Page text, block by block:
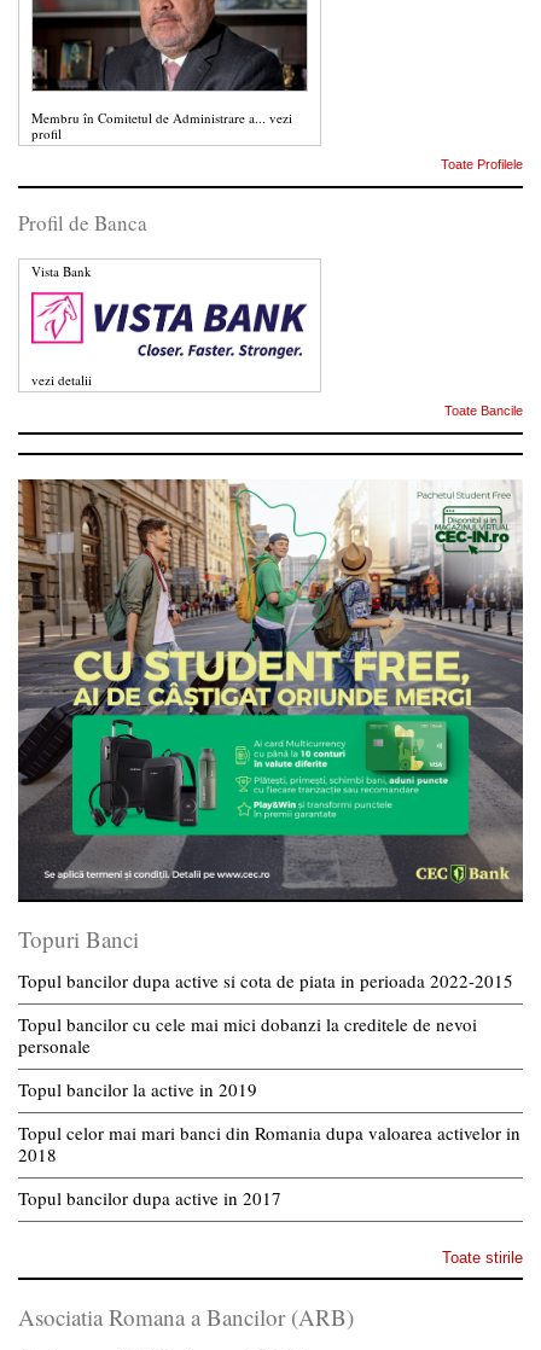
Membru în Comitetul de Administrare a... vezi
profil
Toate Profilele
Profil de Banca
Vista Bank
vezi detalii
Toate Bancile
Topuri Banci
Topul bancilor dupa active si cota de piata in perioada 2022-2015
Topul bancilor cu cele mai mici dobanzi la creditele de nevoi
personale
Topul bancilor la active in 2019
Topul celor mai mari banci din Romania dupa valoarea activelor in
2018
Topul bancilor dupa active in 2017
Toate stirile
Asociatia Romana a Bancilor (ARB)